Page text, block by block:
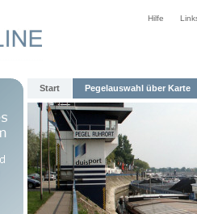
Hilfe
Start Pegelauswahl über Karte